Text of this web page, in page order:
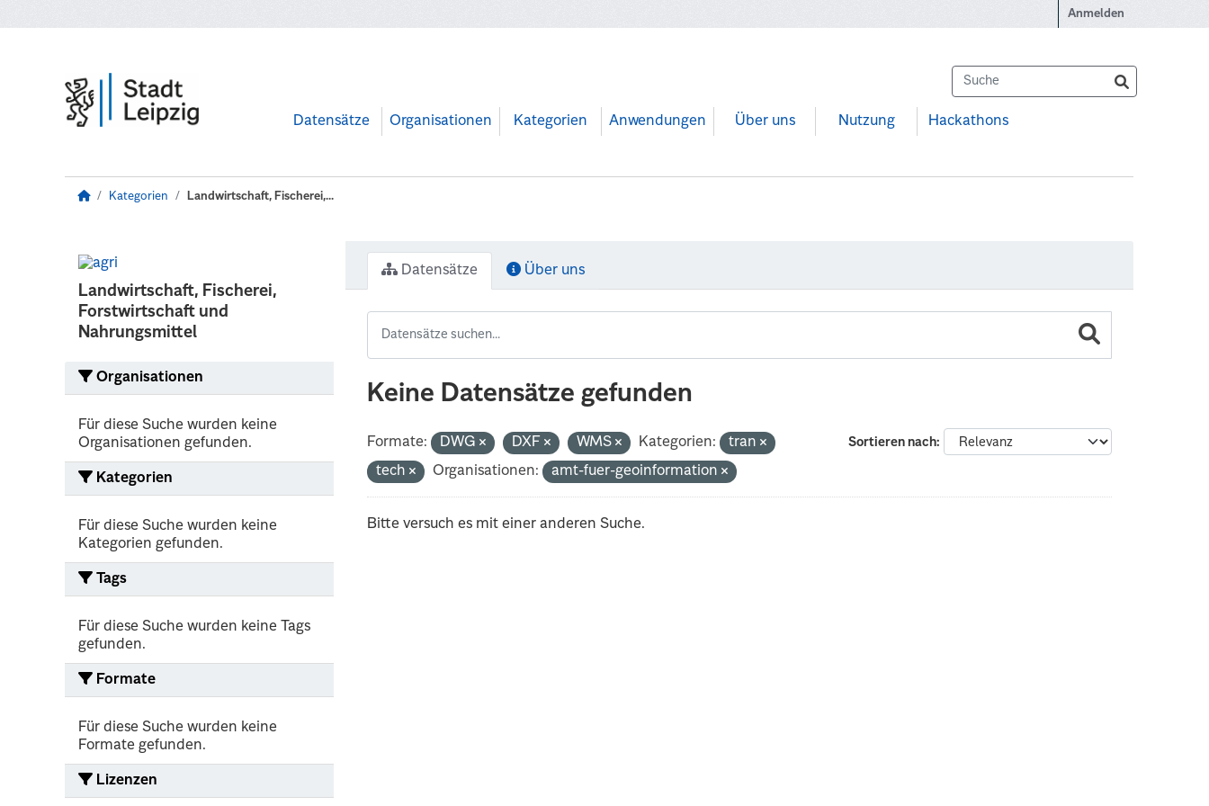
Anmelden
Datensätze Organisationen Kategorien Anwendungen Über uns Nutzung Hackathons
Kategorien Landwirtschaft, Fischerei,...
Landwirtschaft, Fischerei,
Forstwirtschaft und
Nahrungsmittel
Organisationen
Für diese Suche wurden keine
Organisationen gefunden.
Kategorien
Für diese Suche wurden keine
Kategorien gefunden.
Tags
Für diese Suche wurden keine Tags
gefunden.
Formate
Für diese Suche wurden keine
Formate gefunden.
Lizenzen
Datensätze Über uns
Keine Datensätze gefunden
Sortieren nach
Formate: DWG DXF WMS Kategorien:
tran
tech
Organisationen: amt-fuer-geoinformation
Bitte versuch es mit einer anderen Suche.